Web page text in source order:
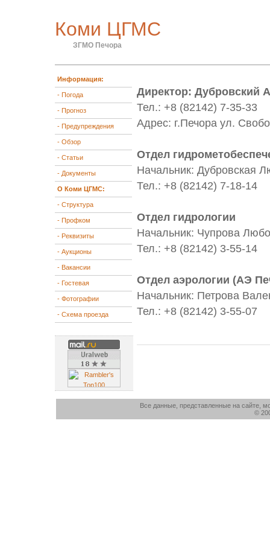
Коми ЦГМС
ЗГМО Печора
Информация:
- Погода
- Прогноз
- Предупреждения
- Обзор
- Статьи
- Документы
О Коми ЦГМС:
- Структура
- Профком
- Реквизиты
- Аукционы
- Вакансии
- Гостевая
- Фотографии
- Схема проезда
Директор: Дубровский
Тел.: +8 (82142) 7-35-33
Адрес: г.Печора ул.
Отдел
Начальник: Дубровская
Тел.: +8 (82142) 7-18-14
Отдел гидрологии
Начальник: Чупрова
Тел.: +8 (82142) 3-55-14
Отдел аэрологии (АЭ
Начальник: Петрова
Тел.: +8 (82142) 3-55-07
Все данные, представленные на сайте,
©